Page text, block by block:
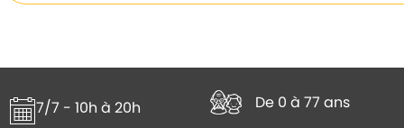
7/7 - 10h à 20h De 0 à 77 ans